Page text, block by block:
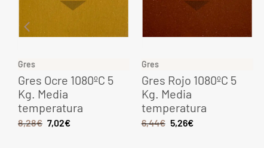
Gres
Gres Ocre 1080ºC 5
Kg. Media
temperatura
8,28€ 7,02€
Gres
Gres Rojo 1080ºC 5
Kg. Media
temperatura
6,44€ 5,26€